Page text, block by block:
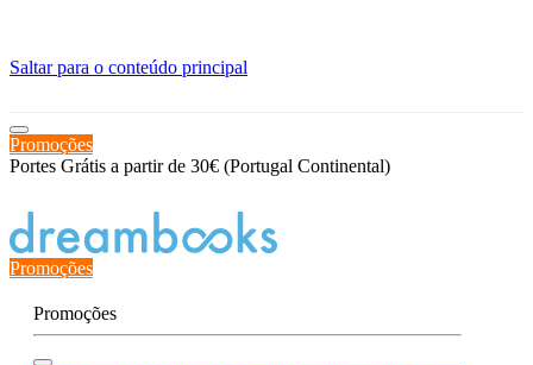
Saltar para o conteúdo principal
Promoções
Portes Grátis a partir de 30€ (Portugal Continental)
Promoções
Promoções
≡